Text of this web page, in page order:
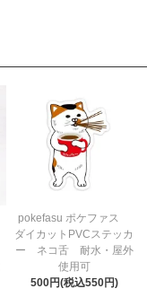
pokefasu ポケファス
ダイカットPVCステッカ
ー ネコ舌 耐水・屋外
使用可
500円(税込550円)